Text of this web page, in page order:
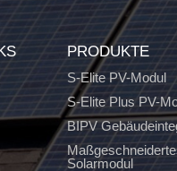
PRODUKTE
S-Elite PV-Modul
S-Elite Plus PV-
BIPV
Solarmodul